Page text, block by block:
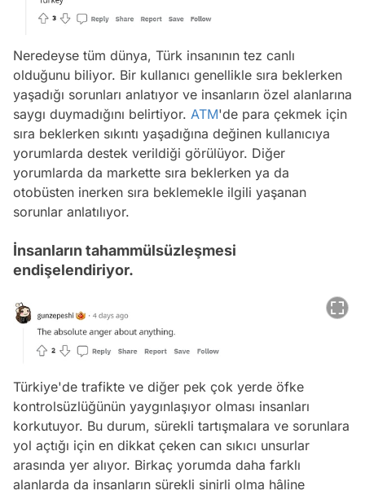
Neredeyse tüm dünya, Türk insanının tez canlı
olduğunu biliyor. Bir kullanıcı genellikle sıra beklerken
yaşadığı sorunları anlatıyor ve insanların özel alanlarına
saygı duymadığını belirtiyor. ATM'de para çekmek için
sıra beklerken sıkıntı yaşadığına değinen kullanıcıya
yorumlarda destek verildiği görülüyor. Diğer
yorumlarda da markette sıra beklerken ya da
otobüsten inerken sıra beklemekle ilgili yaşanan
sorunlar anlatılıyor.
İnsanların tahammülsüzleşmesi
endişelendiriyor.
Türkiye'de trafikte ve diğer pek çok yerde öfke
kontrolsüzlüğünün yaygınlaşıyor olması insanları
korkutuyor. Bu durum, sürekli tartışmalara ve sorunlara
yol açtığı için en dikkat çeken can sıkıcı unsurlar
arasında yer alıyor. Birkaç yorumda daha farklı
alanlarda da insanların sürekli sinirli olma hâline